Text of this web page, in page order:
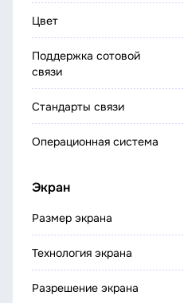
Цвет
Поддержка сотовой
связи
Стандарты связи
Операционная система
Экран
Размер экрана
Технология экрана
Разрешение экрана